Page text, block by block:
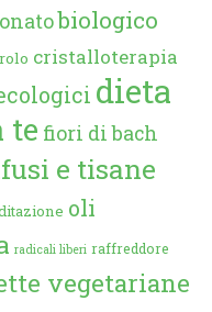
biologico
cristalloterapia
dieta
te fiori di bach
e tisane
oli
radicali liberi raffreddore
vegetariane